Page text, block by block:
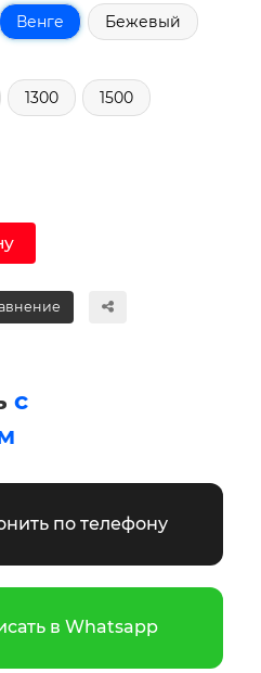
Венге Бежевый
1300 1500
с
по телефону
в Whatsapp